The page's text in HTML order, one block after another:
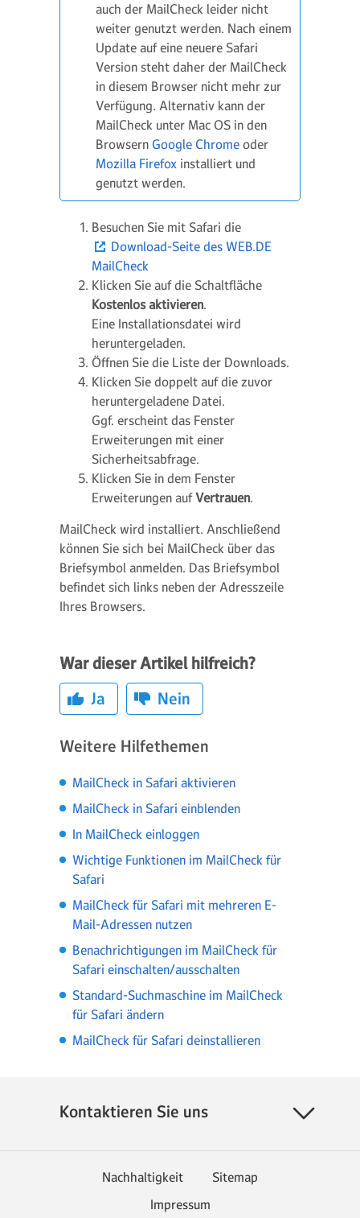
auch der MailCheck leider nicht
weiter genutzt werden. Nach einem
Update auf eine neuere Safari
Version steht daher der MailCheck
in diesem Browser nicht mehr zur
Verfügung. Alternativ kann der
MailCheck unter Mac OS in den
Browsern Google Chrome oder
Mozilla Firefox installiert und
genutzt werden.
Besuchen Sie mit Safari die
Download-Seite des WEB.DE
MailCheck
Klicken Sie auf die Schaltfläche
Kostenlos aktivieren.
Eine Installationsdatei wird
heruntergeladen.
Öffnen Sie die Liste der Downloads.
Klicken Sie doppelt auf die zuvor
heruntergeladene Datei.
Ggf. erscheint das Fenster
Erweiterungen mit einer
Sicherheitsabfrage.
Klicken Sie in dem Fenster
Erweiterungen aufVertrauen.
MailCheck wird installiert. Anschließend
können Sie sich bei MailCheck über das
Briefsymbol anmelden. Das Briefsymbol
befindet sich links neben der Adresszeile
Ihres Browsers.
War dieser Artikel hilfreich?
Ja
Nein
Weitere Hilfethemen
MailCheck in Safari aktivieren
MailCheck in Safari einblenden
In MailCheck einloggen
Wichtige Funktionen im MailCheck für
Safari
MailCheck für Safari mit mehreren E-
Mail-Adressen nutzen
Benachrichtigungen im MailCheck für
Safari einschalten/ausschalten
Standard-Suchmaschine im MailCheck
für Safari ändern
MailCheck für Safari deinstallieren
Kontaktieren Sie uns
Nachhaltigkeit
Sitemap
Impressum